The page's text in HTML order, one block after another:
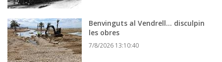
Benvinguts al Vendrell... disculpin
les obres
7/8/2026 13:10:40